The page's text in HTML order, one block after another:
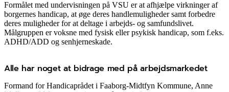
Formålet med undervisningen på VSU er at afhjælpe virkninger af
borgernes handicap, at øge deres handlemuligheder samt forbedre
deres muligheder for at deltage i arbejds- og samfundslivet.
Målgruppen er voksne med fysisk eller psykisk handicap, som f.eks.
ADHD/ADD og senhjerneskade.
Alle har noget at bidrage med på arbejdsmarkedet
Formand for Handicaprådet i Faaborg-Midtfyn Kommune, Anne